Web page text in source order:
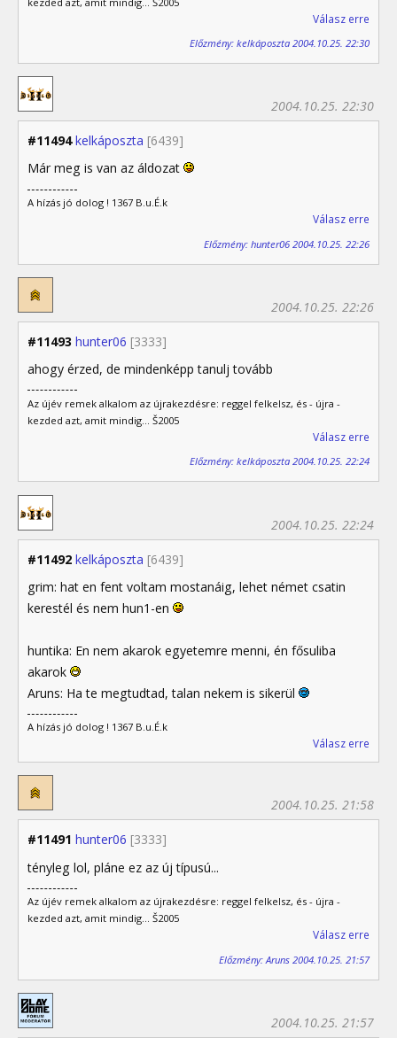
Válasz erre
Előzmény: kelkáposzta 2004.10.25. 22:30
#11494 kelkáposzta [6439]
2004.10.25. 22:30
Már meg is van az áldozat
A hízás jó dolog ! 1367 B.u.É.k
Válasz erre
Előzmény: hunter06 2004.10.25. 22:26
#11493 hunter06 [3333]
2004.10.25. 22:26
ahogy érzed, de mindenképp tanulj tovább
Az újév remek alkalom az újrakezdésre: reggel felkelsz, és - újra -
kezded azt, amit mindig... Š2005
Válasz erre
Előzmény: kelkáposzta 2004.10.25. 22:24
#11492 kelkáposzta [6439]
2004.10.25. 22:24
grim: hat en fent voltam mostanáig, lehet német csatin
kerestél és nem hun1-en
huntika: En nem akarok egyetemre menni, én fősuliba
akarok
Aruns: Ha te megtudtad, talan nekem is sikerül
A hízás jó dolog ! 1367 B.u.É.k
Válasz erre
#11491 hunter06 [3333]
2004.10.25. 21:58
tényleg lol, pláne ez az új típusú...
Az újév remek alkalom az újrakezdésre: reggel felkelsz, és - újra -
kezded azt, amit mindig... Š2005
Válasz erre
Előzmény: Aruns 2004.10.25. 21:57
2004.10.25. 21:57